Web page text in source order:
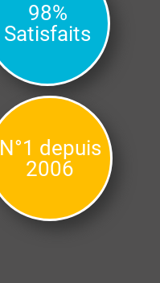
98%
Satisfaits
N°1 depuis
2006